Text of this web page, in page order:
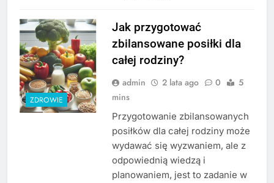
ZDROWIE
Jak przygotować
zbilansowane posiłki dla
całej rodziny?
admin 2 lata ago 0
5
mins
Przygotowanie zbilansowanych
posiłków dla całej rodziny może
wydawać się wyzwaniem, ale z
odpowiednią wiedzą i
planowaniem, jest to zadanie w